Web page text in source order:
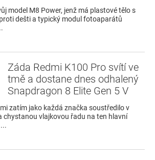
model M8 Power, jenž má plastové tělo s
dešti a typický modul fotoaparátů
Záda Redmi K100 Pro svítí ve
tmě a dostane dnes odhalený
Snapdragon 8 Elite Gen 5 V
zatím jako každá značka soustředilo v
chystanou vlajkovou řadu na ten hlavní